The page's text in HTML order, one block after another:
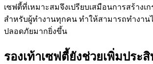
เซฟตี้ที่เหมาะสมจึงเปรียบเสมือนการสร้างเ
สำหรับผู้ทำงานทุกคน ทำให้สามารถทำงาน
ปลอดภัยมากยิ่งขึ้น
รองเท้าเซฟตี้ยังช่วยเพิ่มประ